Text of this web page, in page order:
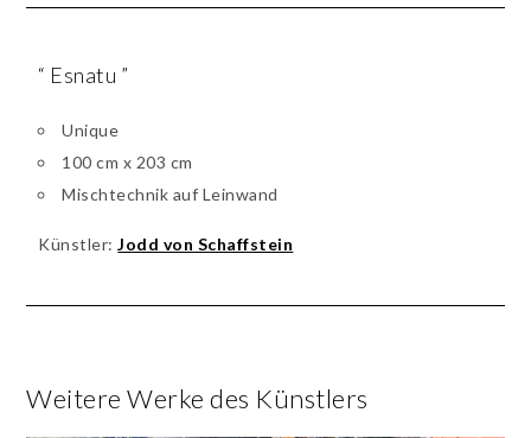
“ Esnatu ”
Unique
100 cm x 203 cm
Mischtechnik auf Leinwand
Künstler:Jodd von Schaffstein
Weitere Werke des Künstlers